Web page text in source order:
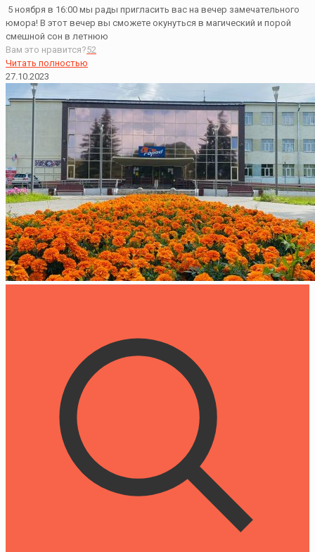
5 ноября в 16:00 мы рады пригласить вас на вечер замечательного
юмора! В этот вечер вы сможете окунуться в магический и порой
смешной сон в летнюю
Вам это нравится?52
Читать полностью
27.10.2023